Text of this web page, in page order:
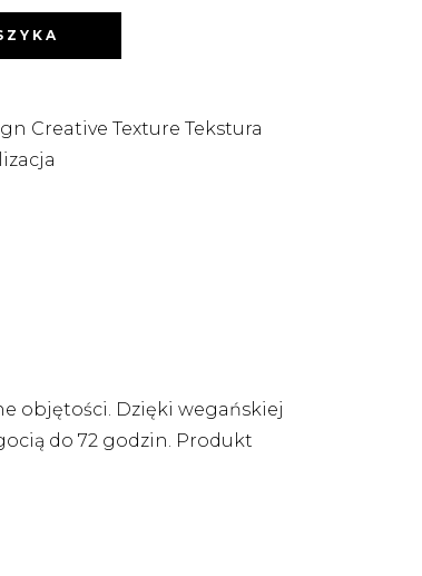
Creative Texture Tekstura
objętości. Dzięki wegańskiej
do 72 godzin. Produkt